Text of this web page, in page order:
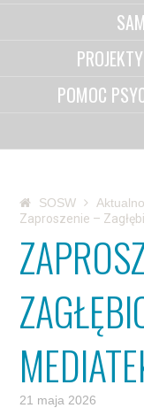
POMOC
SOSW
Zaproszenie –
21 maja 2026